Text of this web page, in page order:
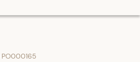
PO000165